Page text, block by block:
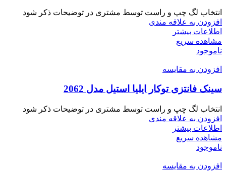
انتخاب لگ چپ و راست توسط مشتری در توضیحات ذکر شود
افزودن به علاقه مندی
اطلاعات بیشتر
مشاهده سریع
ناموجود
افزودن به مقایسه
سینک فانتزی توکار ایلیا استیل مدل 2062
انتخاب لگ چپ و راست توسط مشتری در توضیحات ذکر شود
افزودن به علاقه مندی
اطلاعات بیشتر
مشاهده سریع
ناموجود
افزودن به مقایسه